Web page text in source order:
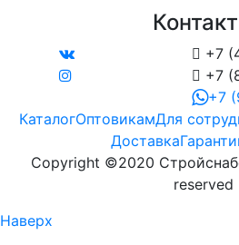
 +7
 +7
+7
КаталогОптовикамДля
Доставка
Copyright ©2020
reserved
Наверх